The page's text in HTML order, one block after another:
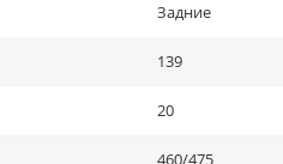
Задние
139
20